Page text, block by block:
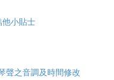
小貼士
之音調及時間修改